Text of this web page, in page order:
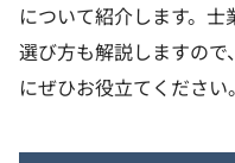
について紹介します。
選び方も解説しますの
にぜひお役立てください。